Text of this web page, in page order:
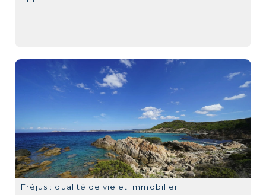
Fréjus : qualité de vie et immobilier